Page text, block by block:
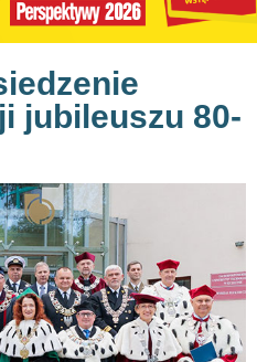
jubileuszu 80-